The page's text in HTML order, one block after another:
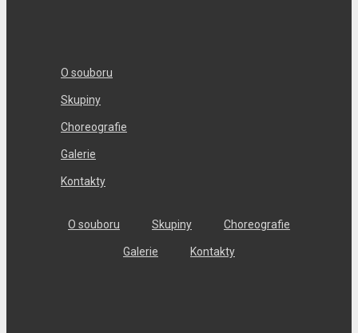
O souboru
Skupiny
Choreografie
Galerie
Kontakty
O souboru Skupiny Choreografie
Galerie Kontakty